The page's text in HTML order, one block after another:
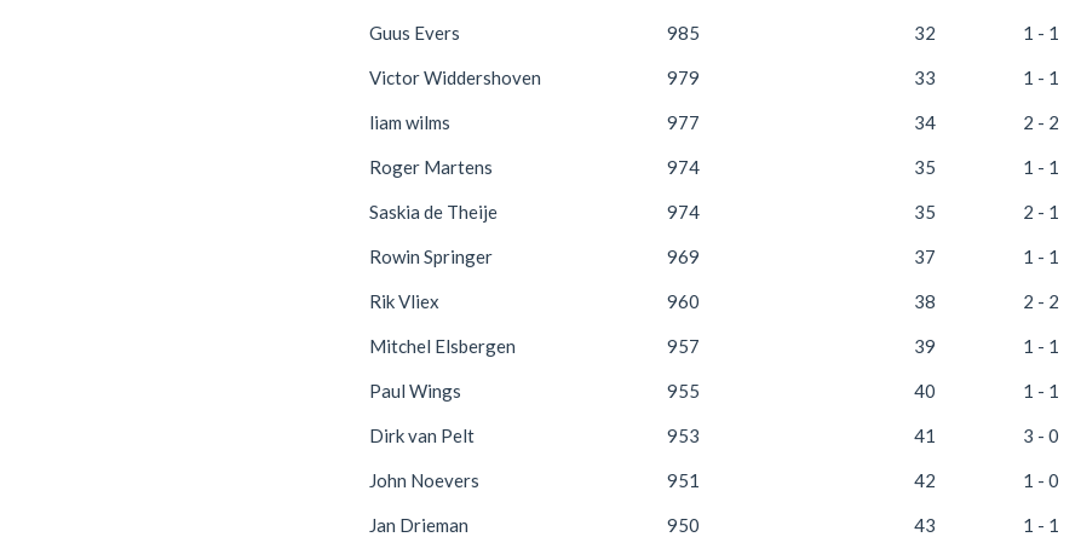
Guus Evers 985 32 1 - 1
Victor Widdershoven 979 33 1 - 1
liam wilms 977 34 2 - 2
Roger Martens 974 35 1 - 1
Saskia de Theije 974 35 2 - 1
Rowin Springer 969 37 1 - 1
Rik Vliex 960 38 2 - 2
Mitchel Elsbergen 957 39 1 - 1
Paul Wings 955 40 1 - 1
Dirk van Pelt 953 41 3 - 0
John Noevers 951 42 1 - 0
Jan Drieman 950 43 1 - 1